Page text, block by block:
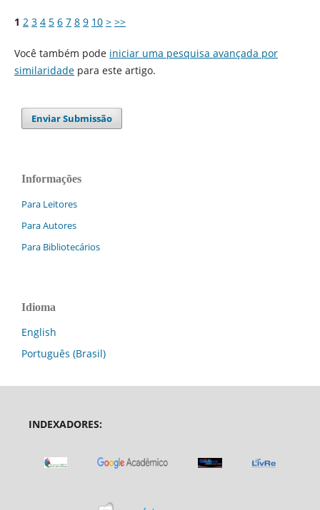
1 2 3 4 5 6 7 8 9 10 > >>
Você também pode iniciar uma pesquisa avançada por
similaridadepara este artigo.
Enviar Submissão
Informações
Para Leitores
Para Autores
Para Bibliotecários
Idioma
English
Português (Brasil)
INDEXADORES: